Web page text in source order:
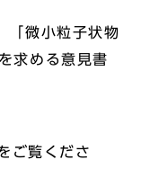
「微小粒子状物
求める意見書
ご覧くださ